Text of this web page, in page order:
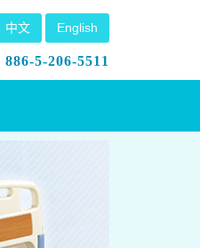
中文 English
886-5-206-5511